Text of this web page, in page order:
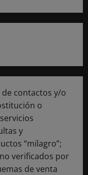
contactos y/o
o
y
“milagro”;
verificados por
de venta